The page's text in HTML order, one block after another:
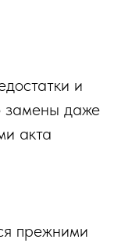
и
замены даже
акта
прежними